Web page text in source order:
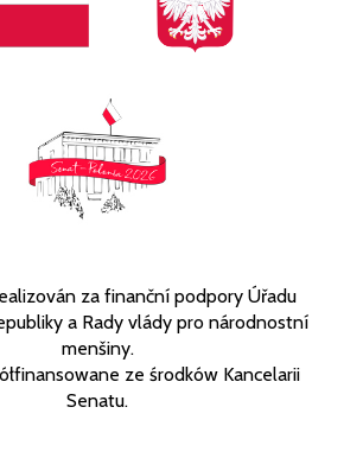
za finanční podpory Úřadu
a Rady vlády pro národnostní
menšiny.
ze środków Kancelarii
Senatu.